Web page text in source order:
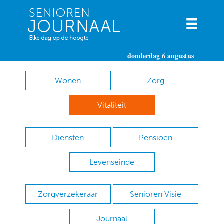
donderdag 6 augustus
Wonen Zorg
Vitaliteit
Diensten Pensioen
Levenseinde
Zorgverzekeraar Senioren Visie
Journaal